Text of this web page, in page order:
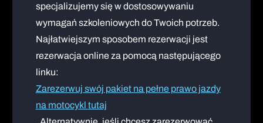
specjalizujemy się w dostosowywaniu
wymagań szkoleniowych do Twoich potrzeb.
Najłatwiejszym sposobem rezerwacji jest
rezerwacja online za pomocą następującego
linku:
Zarezerwuj swój pakiet na pełne prawo jazdy
na motocykl tutaj